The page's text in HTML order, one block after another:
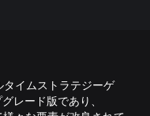
タイムストラテジーゲ
レード版であり、